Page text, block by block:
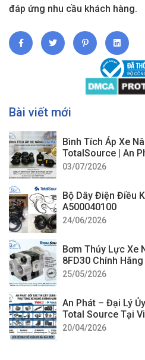
đáp ứng nhu cầu khách hàng.
Bài viết mới
Bình Tích Áp Xe
TotalSource | An
03/07/2026
Bộ Dây Điện Điều
A500040100
24/06/2026
Bơm Thủy Lực Xe
8FD30 Chính
25/05/2026
An Phát – Đại Lý
Total Source Tại
20/04/2026